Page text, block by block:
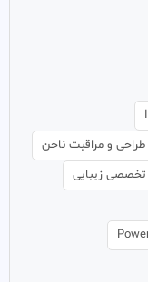
و مراقبت ناخن
تخصصی زیبایی